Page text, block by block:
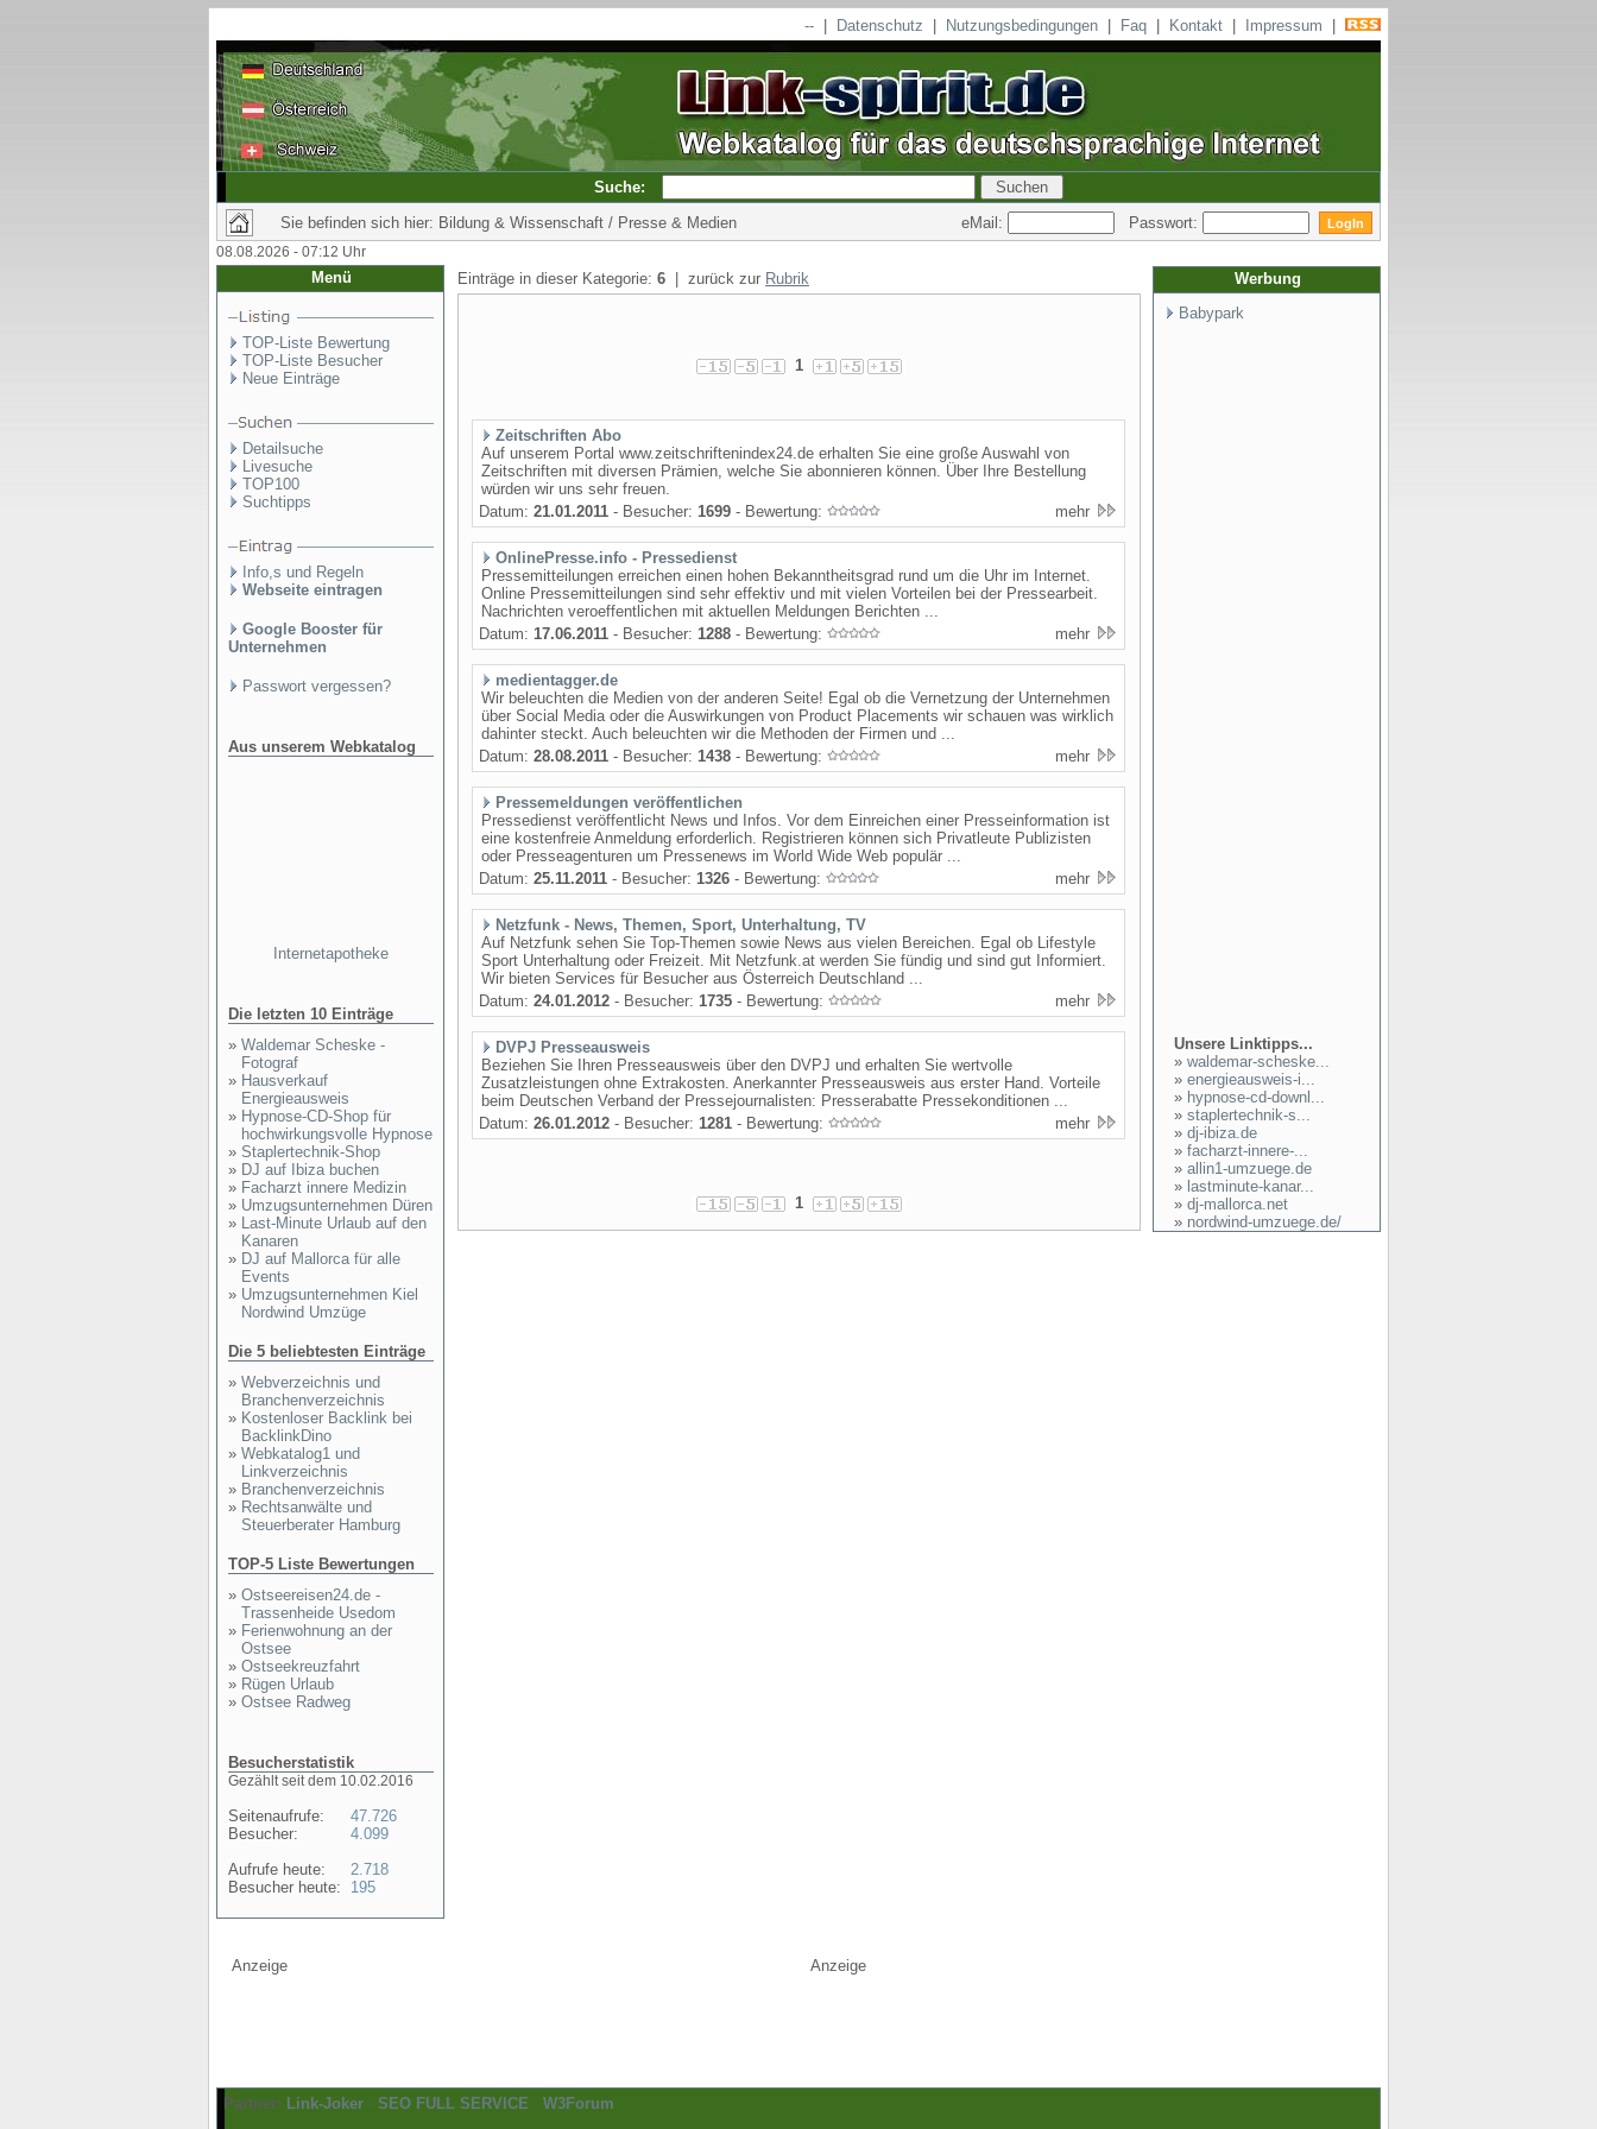
-- Datenschutz Nutzungsbedingungen Faq Kontakt Impressum
Suche:
Sie befinden sich hier: Bildung & Wissenschaft / Presse & Medien
eMail: Passwort:
08.08.2026 - 07:12 Uhr
Menü
TOP-Liste Bewertung
TOP-Liste Besucher
Neue Einträge
Detailsuche
Livesuche
TOP100
Suchtipps
Info,s und Regeln
Webseite eintragen
Google Booster für
Unternehmen
Passwort vergessen?
Aus unserem Webkatalog
Internetapotheke
Die letzten 10 Einträge
» Waldemar Scheske -
Fotograf
» Hausverkauf
Energieausweis
» Hypnose-CD-Shop für
hochwirkungsvolle Hypnose
» Staplertechnik-Shop
» DJ auf Ibiza buchen
» Facharzt innere Medizin
» Umzugsunternehmen Düren
» Last-Minute Urlaub auf den
Kanaren
» DJ auf Mallorca für alle
Events
» Umzugsunternehmen Kiel
Nordwind Umzüge
Die 5 beliebtesten Einträge
» Webverzeichnis und
Branchenverzeichnis
» Kostenloser Backlink bei
BacklinkDino
» Webkatalog1 und
Linkverzeichnis
» Branchenverzeichnis
» Rechtsanwälte und
Steuerberater Hamburg
TOP-5 Liste Bewertungen
» Ostseereisen24.de -
Trassenheide Usedom
» Ferienwohnung an der
Ostsee
» Ostseekreuzfahrt
» Rügen Urlaub
» Ostsee Radweg
Besucherstatistik
Gezählt seit dem 10.02.2016
Seitenaufrufe:
Besucher:
Aufrufe heute:
Besucher heute:
47.726
4.099
2.718
195
Einträge in dieser Kategorie: 6 | zurück zur Rubrik
1
Zeitschriften Abo
Auf unserem Portal www.zeitschriftenindex24.de erhalten Sie eine große Auswahl von
Zeitschriften mit diversen Prämien, welche Sie abonnieren können. Über Ihre Bestellung
würden wir uns sehr freuen.
Datum: 21.01.2011 - Besucher: 1699 - Bewertung: mehr
OnlinePresse.info - Pressedienst
Pressemitteilungen erreichen einen hohen Bekanntheitsgrad rund um die Uhr im Internet.
Online Pressemitteilungen sind sehr effektiv und mit vielen Vorteilen bei der Pressearbeit.
Nachrichten veroeffentlichen mit aktuellen Meldungen Berichten ...
Datum: 17.06.2011 - Besucher: 1288 - Bewertung: mehr
medientagger.de
Wir beleuchten die Medien von der anderen Seite! Egal ob die Vernetzung der Unternehmen
über Social Media oder die Auswirkungen von Product Placements wir schauen was wirklich
dahinter steckt. Auch beleuchten wir die Methoden der Firmen und ...
Datum: 28.08.2011 - Besucher: 1438 - Bewertung: mehr
Pressemeldungen veröffentlichen
Pressedienst veröffentlicht News und Infos. Vor dem Einreichen einer Presseinformation ist
eine kostenfreie Anmeldung erforderlich. Registrieren können sich Privatleute Publizisten
oder Presseagenturen um Pressenews im World Wide Web populär ...
Datum: 25.11.2011 - Besucher: 1326 - Bewertung: mehr
Netzfunk - News, Themen, Sport, Unterhaltung, TV
Auf Netzfunk sehen Sie Top-Themen sowie News aus vielen Bereichen. Egal ob Lifestyle
Sport Unterhaltung oder Freizeit. Mit Netzfunk.at werden Sie fündig und sind gut Informiert.
Wir bieten Services für Besucher aus Österreich Deutschland ...
Datum: 24.01.2012 - Besucher: 1735 - Bewertung: mehr
DVPJ Presseausweis
Beziehen Sie Ihren Presseausweis über den DVPJ und erhalten Sie wertvolle
Zusatzleistungen ohne Extrakosten. Anerkannter Presseausweis aus erster Hand. Vorteile
beim Deutschen Verband der Pressejournalisten: Presserabatte Pressekonditionen ...
Datum: 26.01.2012 - Besucher: 1281 - Bewertung: mehr
1
Werbung
Babypark
Unsere Linktipps...
» waldemar-scheske...
» energieausweis-i...
» hypnose-cd-downl...
» staplertechnik-s...
» dj-ibiza.de
» facharzt-innere-...
» allin1-umzuege.de
» lastminute-kanar...
» dj-mallorca.net
» nordwind-umzuege.de/
Anzeige Anzeige
Partner: Link-Joker - SEO FULL SERVICE - W3Forum